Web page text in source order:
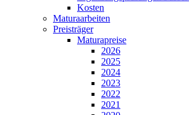
Kosten
Maturaarbeiten
Preisträger
Maturapreise
2026
2025
2024
2023
2022
2021